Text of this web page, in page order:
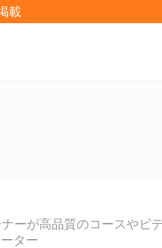
載
ーが高品質のコースやビ
ター